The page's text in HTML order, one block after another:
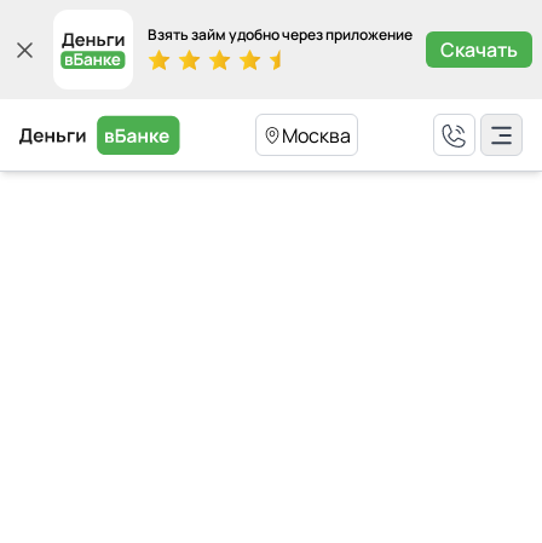
Взять займ удобно через приложение
Скачать
Москва